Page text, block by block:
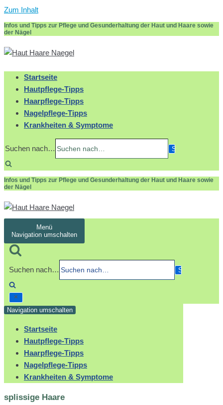
Zum Inhalt
Infos und Tipps zur Pflege und Gesunderhaltung der Haut und Haare sowie
der Nägel
Startseite
Hautpflege-Tipps
Haarpflege-Tipps
Nagelpflege-Tipps
Krankheiten & Symptome
Suchen nach…
Infos und Tipps zur Pflege und Gesunderhaltung der Haut und Haare sowie
der Nägel
Menü
Navigation umschalten
Suchen nach…
Navigation umschalten
Startseite
Hautpflege-Tipps
Haarpflege-Tipps
Nagelpflege-Tipps
Krankheiten & Symptome
splissige Haare